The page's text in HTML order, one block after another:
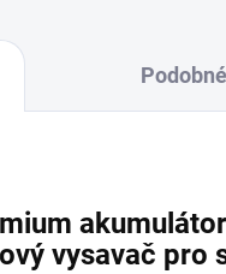
vysavač pro